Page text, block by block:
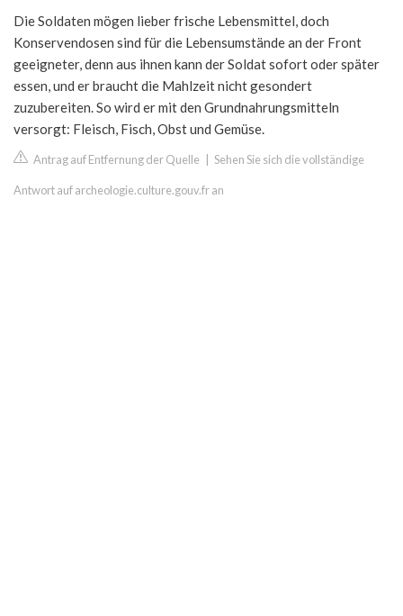
Die Soldaten mögen lieber frische Lebensmittel, doch
Konservendosen sind für die Lebensumstände an der Front
geeigneter, denn aus ihnen kann der Soldat sofort oder später
essen, und er braucht die Mahlzeit nicht gesondert
zuzubereiten. So wird er mit den Grundnahrungsmitteln
versorgt: Fleisch, Fisch, Obst und Gemüse.
Antrag auf Entfernung der Quelle Sehen Sie sich die vollständige
Antwort auf archeologie.culture.gouv.fr an